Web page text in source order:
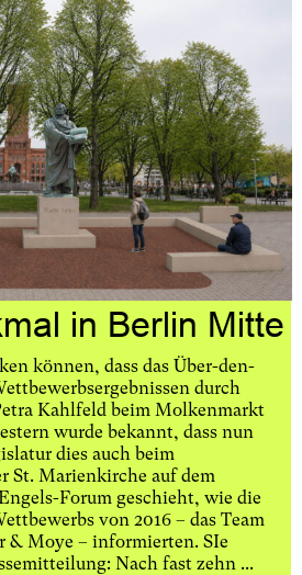
in Berlin Mitte
können, dass das Über-den-
durch
Kahlfeld beim Molkenmarkt
wurde bekannt, dass nun
dies auch beim
St. Marienkirche auf dem
von 2016 – das Team
& Moye – informierten. SIe
schreiben in ihrer Pressemitteilung: Nach fast zehn ...